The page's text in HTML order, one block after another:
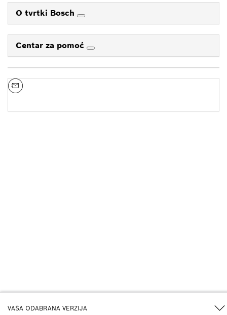
VAŠA ODABRANA VERZIJA
O tvrtki Bosch
Centar za pomoć